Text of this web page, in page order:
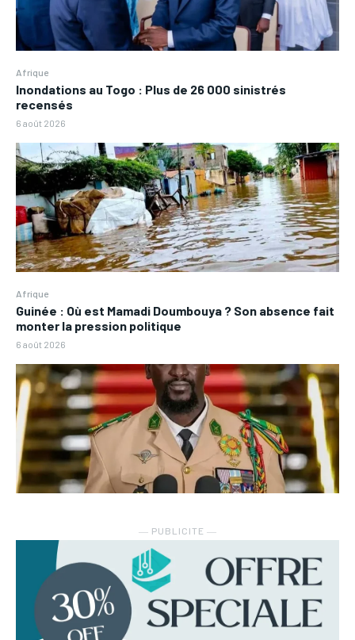
Afrique
Inondations au Togo : Plus de 26 000 sinistrés
recensés
6 août 2026
Afrique
Guinée : Où est Mamadi Doumbouya ? Son absence fait
monter la pression politique
6 août 2026
― PUBLICITE ―